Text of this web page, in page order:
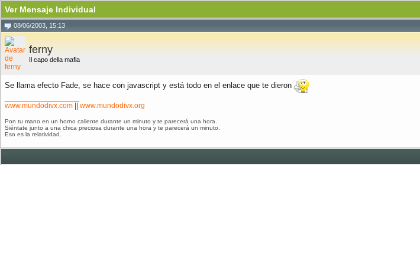
Ver Mensaje Individual
08/06/2003, 15:13
ferny
Il capo della mafia
Se llama efecto Fade, se hace con javascript y está todo en el enlace que te dieron
www.mundodivx.com
www.mundodivx.org
Pon tu mano en un horno caliente durante un minuto y te parecerá una hora.
Siéntate junto a una chica preciosa durante una hora y te parecerá un minuto.
Eso es la relatividad.